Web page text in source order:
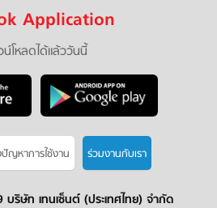
Application
โหลดได้แล้ววันนี้
ปัญหาการใช้งาน ร่วมงานกับเรา
บริษัท เทนเซ็นต์ (ประเทศไทย) จำกัด